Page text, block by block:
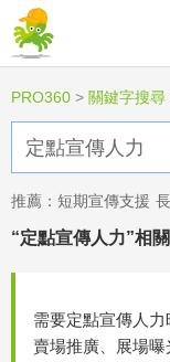
PRO360 > 關鍵字搜尋
推薦： 短期宣傳支援
“定點宣傳人力”相
需要定點宣傳人力
賣場推廣、展場